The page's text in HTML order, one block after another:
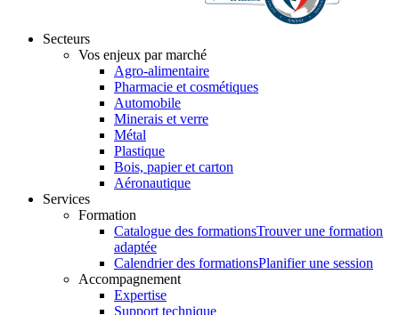
Secteurs
Vos enjeux par marché
Agro-alimentaire
Pharmacie et cosmétiques
Automobile
Minerais et verre
Métal
Plastique
Bois, papier et carton
Aéronautique
Services
Formation
Catalogue des formationsTrouver une formation
adaptée
Calendrier des formationsPlanifier une session
Accompagnement
Expertise
Support technique